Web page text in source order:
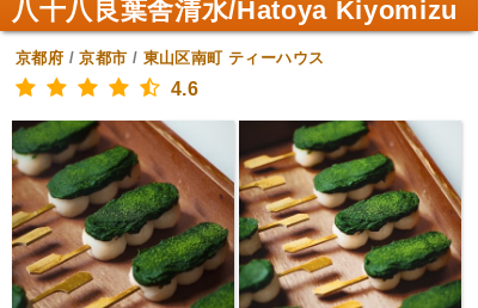
八十八良葉舎清水/Hatoya Kiyomizu
京都府 /京都市 / 東山区南町 ティーハウス
4.6